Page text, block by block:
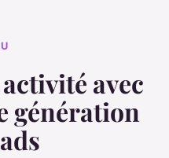
avec
génération